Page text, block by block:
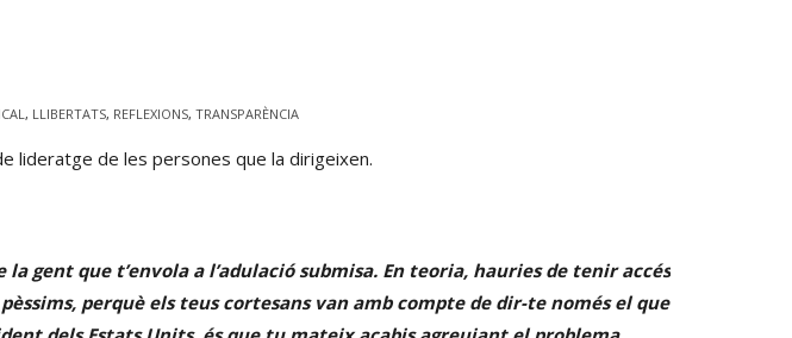
, LLIBERTATS, REFLEXIONS, TRANSPARÈNCIA
lideratge de les persones que la dirigeixen.
gent que t’envola a l’adulació submisa. En teoria, hauries de tenir accés
perquè els teus cortesans van amb compte de dir-te només el que